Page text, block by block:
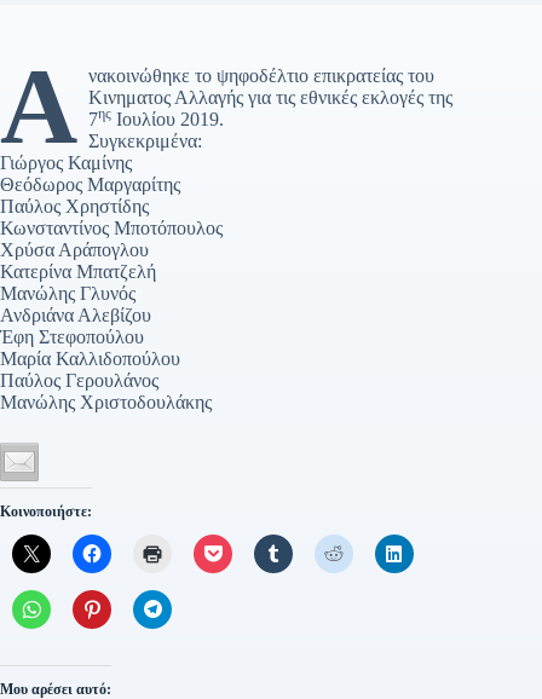
Α νακοινώθηκε το ψηφοδέλτιο επικρατείας του
Κινηματος Αλλαγής για τις εθνικές εκλογές της
7ηςΙουλίου 2019.
Συγκεκριμένα:
Γιώργος Καμίνης
Θεόδωρος Μαργαρίτης
Παύλος Χρηστίδης
Κωνσταντίνος Μποτόπουλος
Χρύσα Αράπογλου
Κατερίνα Μπατζελή
Μανώλης Γλυνός
Ανδριάνα Αλεβίζου
Έφη Στεφοπούλου
Μαρία Καλλιδοπούλου
Παύλος Γερουλάνος
Μανώλης Χριστοδουλάκης
Κοινοποιήστε:
Μου αρέσει αυτό: